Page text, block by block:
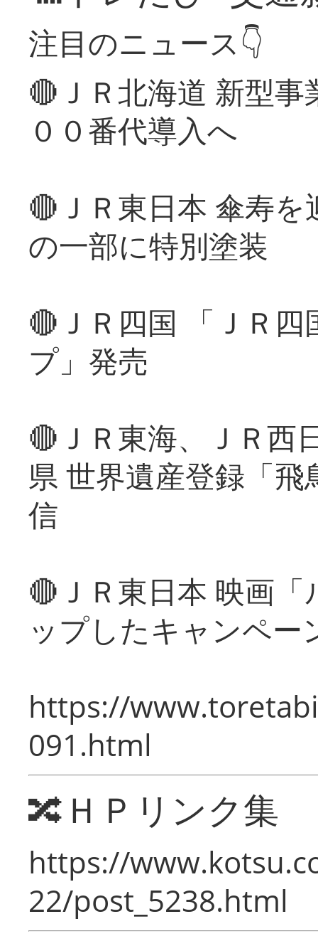
注目のニュース👇
🔴ＪＲ北海道 新型
００番代導入へ
🔴ＪＲ東日本 傘寿
の一部に特別塗装
🔴ＪＲ四国 「ＪＲ
プ」発売
🔴ＪＲ東海、ＪＲ西
県 世界遺産登録「
信
🔴ＪＲ東日本 映画
ップしたキャンペー
https://
091.html
🔀ＨＰリンク集
https://
22/post_5238.html